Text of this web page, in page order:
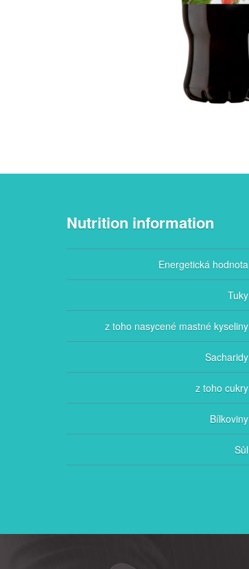
Nutrition information
Energetická hodnota
Tuky
z toho nasycené mastné kyseliny
Sacharidy
z toho cukry
Bílkoviny
Sůl